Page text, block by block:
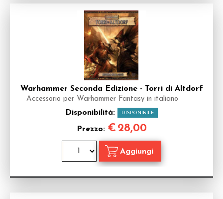
Warhammer Seconda Edizione - Torri di Altdorf
Accessorio per Warhammer Fantasy in italiano
Disponibilità: DISPONIBILE
Prezzo: € 28,00